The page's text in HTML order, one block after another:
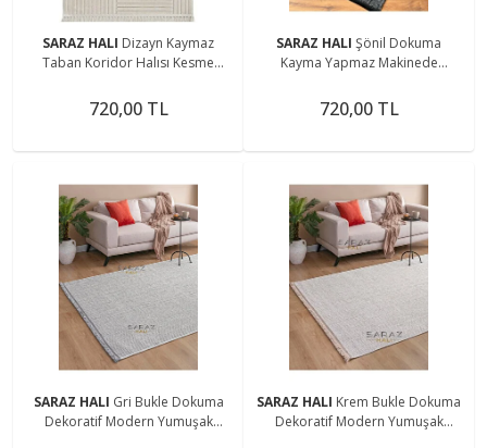
SARAZ HALI Dizayn Kaymaz
Taban Koridor Halısı Kesme
Halısı 1090 BEJ
720,00 TL
SARAZ HALI Şönil Dokuma
Kayma Yapmaz Makinede
Bohem Kilim Antrasit 2
720,00 TL
SARAZ HALI Gri Bukle Dokuma
Dekoratif Modern Yumuşak
SARAZ HALI Krem Bukle Dokuma
Dekoratif Modern Yumuşak